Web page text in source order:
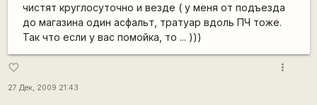
чистят круглосуточно и везде ( у меня от подъезда
до магазина один асфальт, тратуар вдоль ПЧ тоже.
Так что если у вас помойка, то ... )))
favorite_border
27 Дек, 2009 21:43
more_vert